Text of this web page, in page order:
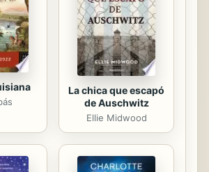
La chica que escapó
de Auschwitz
Ellie Midwood